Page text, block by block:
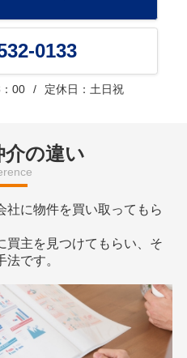
0133
00 定休日：土日祝
介の違い
社に物件を買い取ってもら
買主を見つけてもらい、そ
です。